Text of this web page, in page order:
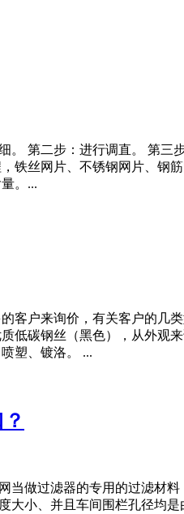
。 第二步：进行调直。 第
铁丝网片、不锈钢网片、钢
。...
客户来询价，有关客户的几
低碳钢丝（黑色），从外观
塑、镀洛。 ...
当做过滤器的专用的过滤材
大小、并且车间围栏孔径均